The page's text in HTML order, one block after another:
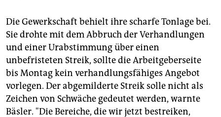
Die Gewerkschaft behielt ihre scharfe Tonlage bei.
Sie drohte mit dem Abbruch der Verhandlungen
und einer Urabstimmung über einen
unbefristeten Streik, sollte die Arbeitgeberseite
bis Montag kein verhandlungsfähiges Angebot
vorlegen. Der abgemilderte Streik solle nicht als
Zeichen von Schwäche gedeutet werden, warnte
Bäsler. "Die Bereiche, die wir jetzt bestreiken,